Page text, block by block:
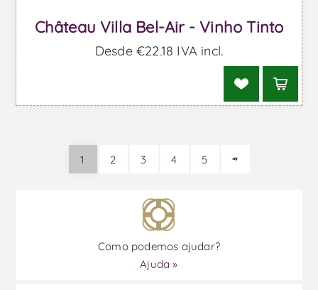
Château Villa Bel-Air - Vinho Tinto
Desde €22,18 IVA incl.
1 2 3 4 5
Como podemos ajudar?
Ajuda »